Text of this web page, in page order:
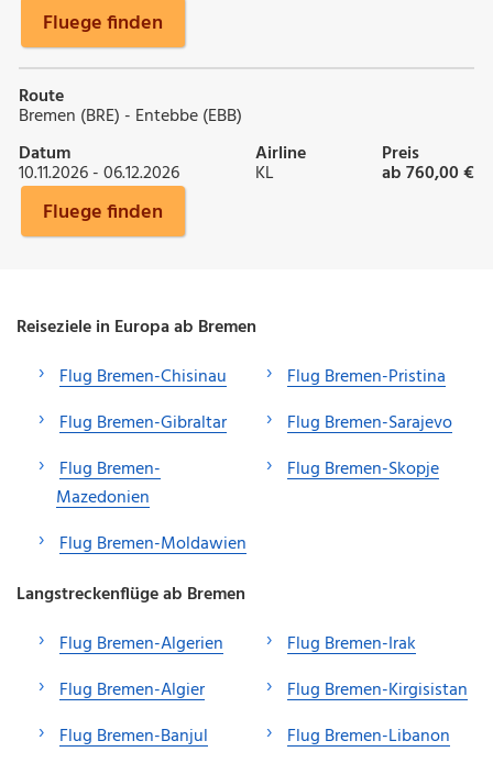
Fluege finden
Route
Bremen (BRE) - Entebbe (EBB)
Datum
10.11.2026 - 06.12.2026
Airline
KL
Preis
ab 760,00 €
Fluege finden
Reiseziele in Europa ab Bremen
Flug Bremen-Chisinau
Flug Bremen-Gibraltar
Flug Bremen-
Mazedonien
Flug Bremen-Moldawien
Flug Bremen-Pristina
Flug Bremen-Sarajevo
Flug Bremen-Skopje
Langstreckenflüge ab Bremen
Flug Bremen-Algerien
Flug Bremen-Algier
Flug Bremen-Banjul
Flug Bremen-Irak
Flug Bremen-Kirgisistan
Flug Bremen-Libanon